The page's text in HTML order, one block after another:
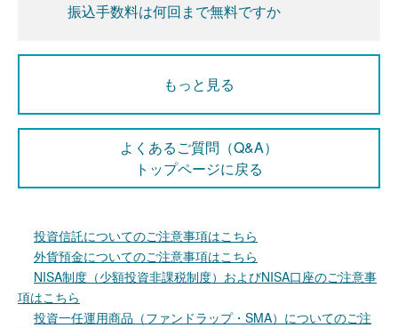
振込手数料は何回まで無料ですか
もっと見る
よくあるご質問（Q&A）
トップページに戻る
投資信託についてのご注意事項はこちら
外貨預金についてのご注意事項はこちら
NISA制度（少額投資非課税制度）およびNISA口座のご注意事
項はこちら
投資一任運用商品（ファンドラップ・SMA）についてのご注